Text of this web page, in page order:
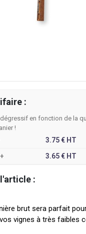
:
en fonction de la
!
3.75€ HT
3.65€ HT
:
brut sera parfait
vignes à très faibles